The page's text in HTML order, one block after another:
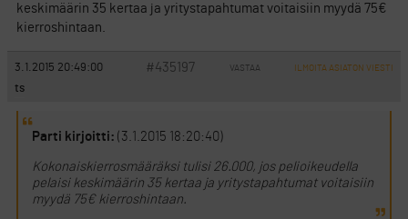
keskimäärin 35 kertaa ja yritystapahtumat voitaisiin myydä 75€
kierroshintaan.
3.1.2015 20:49:00 #435197 VASTAA ILMOITA ASIATON VIESTI
ts
Parti kirjoitti: (3.1.2015 18:20:40)
Kokonaiskierrosmääräksi tulisi 26.000, jos pelioikeudella
pelaisi keskimäärin 35 kertaa ja yritystapahtumat voitaisiin
myydä 75€ kierroshintaan.